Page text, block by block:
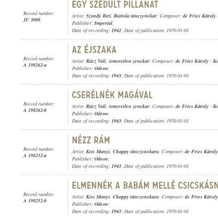
Record number:
JU 3008
Artist: Szondy Biri, Buttola tánczenekar; Composer:de Fries Károly
Publisher: Imperial;
Date of recording: 1942; Date of publication: 1970-01-01
Record number:
A 198262-a
Artist: Rácz Vali, ismeretlen zenekar; Composer:de Fries Károly -
Publisher: Odeon;
Date of recording: 1943; Date of publication: 1970-01-01
Record number:
A 198262-b
Artist: Rácz Vali, ismeretlen zenekar; Composer:de Fries Károly -
Publisher: Odeon;
Date of recording: 1943; Date of publication: 1970-01-01
Record number:
A 198252-a
Artist: Kiss Manyi, Chappy tánczenekara; Composer:de Fries Károly
Publisher: Odeon;
Date of recording: 1943; Date of publication: 1970-01-01
Record number:
A 198252-b
Artist: Kiss Manyi, Chappy tánczenekara; Composer:de Fries Károly
Publisher: Odeon;
Date of recording: 1943; Date of publication: 1970-01-01